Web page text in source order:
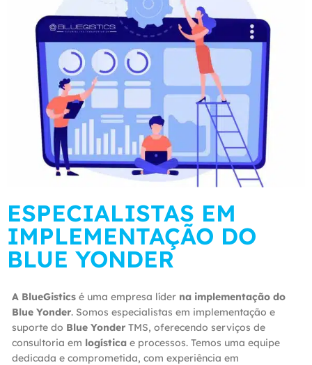
ESPECIALISTAS EM
IMPLEMENTAÇÃO DO
BLUE YONDER
A BlueGistics é uma empresa líder na implementação do
Blue Yonder. Somos especialistas em implementação e
suporte do Blue Yonder TMS, oferecendo serviços de
consultoria em logística e processos. Temos uma equipe
dedicada e comprometida, com experiência em